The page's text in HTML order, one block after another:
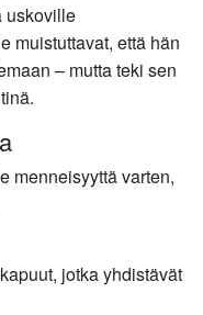
uskoville
muistuttavat, että hän
– mutta teki sen
menneisyyttä varten,
jotka yhdistävät